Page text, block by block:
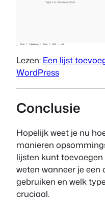
Lezen: Een lijst
WordPress
Conclusie
Hopelijk weet je nu
manieren
lijsten kunt
weten wanneer je
gebruiken en welk
cruciaal.